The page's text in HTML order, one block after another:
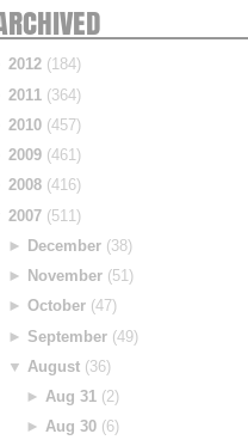
2012 (184)
2011 (364)
2010 (457)
2009 (461)
2008 (416)
2007 (511)
►
December(38)
►
November(51)
► October(47)
► September(49)
▼ August(36)
►Aug 31 (2)
►Aug 30 (6)